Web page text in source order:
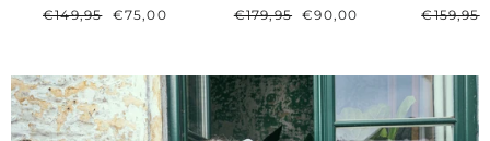
Originele
€149,95
Nieuwe
€75,00
Originele
€179,95
Nieuwe
€90,00 €159,95